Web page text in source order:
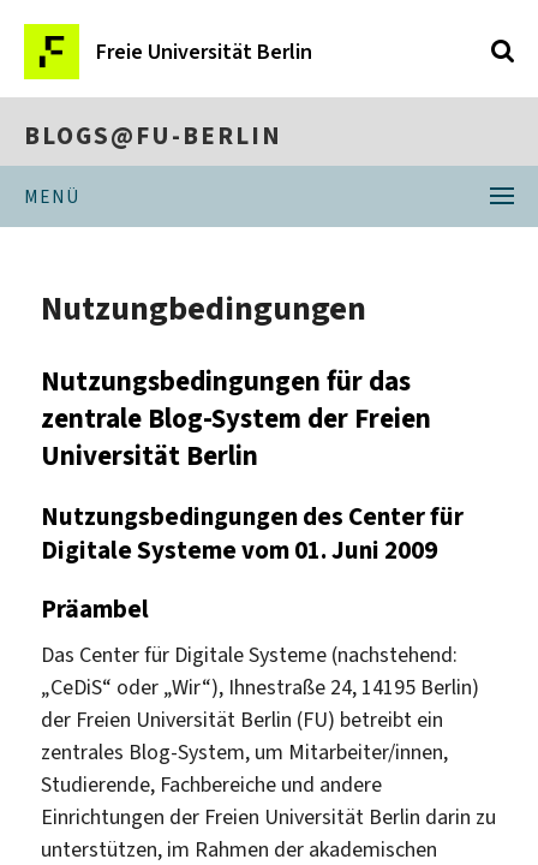
Freie Universität Berlin
BLOGS@FU-BERLIN
MENÜ
Nutzungbedingungen
Nutzungsbedingungen für das
zentrale Blog-System der Freien
Universität Berlin
Nutzungsbedingungen des Center für
Digitale Systeme vom 01. Juni 2009
Präambel
Das Center für Digitale Systeme (nachstehend:
„CeDiS“ oder „Wir“), Ihnestraße 24, 14195 Berlin)
der Freien Universität Berlin (FU) betreibt ein
zentrales Blog-System, um Mitarbeiter/innen,
Studierende, Fachbereiche und andere
Einrichtungen der Freien Universität Berlin darin zu
unterstützen, im Rahmen der akademischen